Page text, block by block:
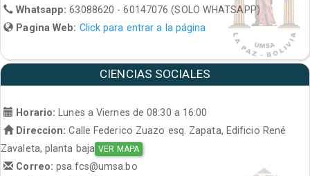
Whatsapp:63088620 - 60147076 (SOLO WHATSAPP)
Pagina Web: Click para entrar a la página
CIENCIAS SOCIALES
Horario:
Lunes a Viernes de 08:30 a 16:00
Direccion: Calle Federico Zuazo esq. Zapata, Edificio René
Zavaleta, planta baja VER MAPA
Correo:psa.fcs@umsa.bo